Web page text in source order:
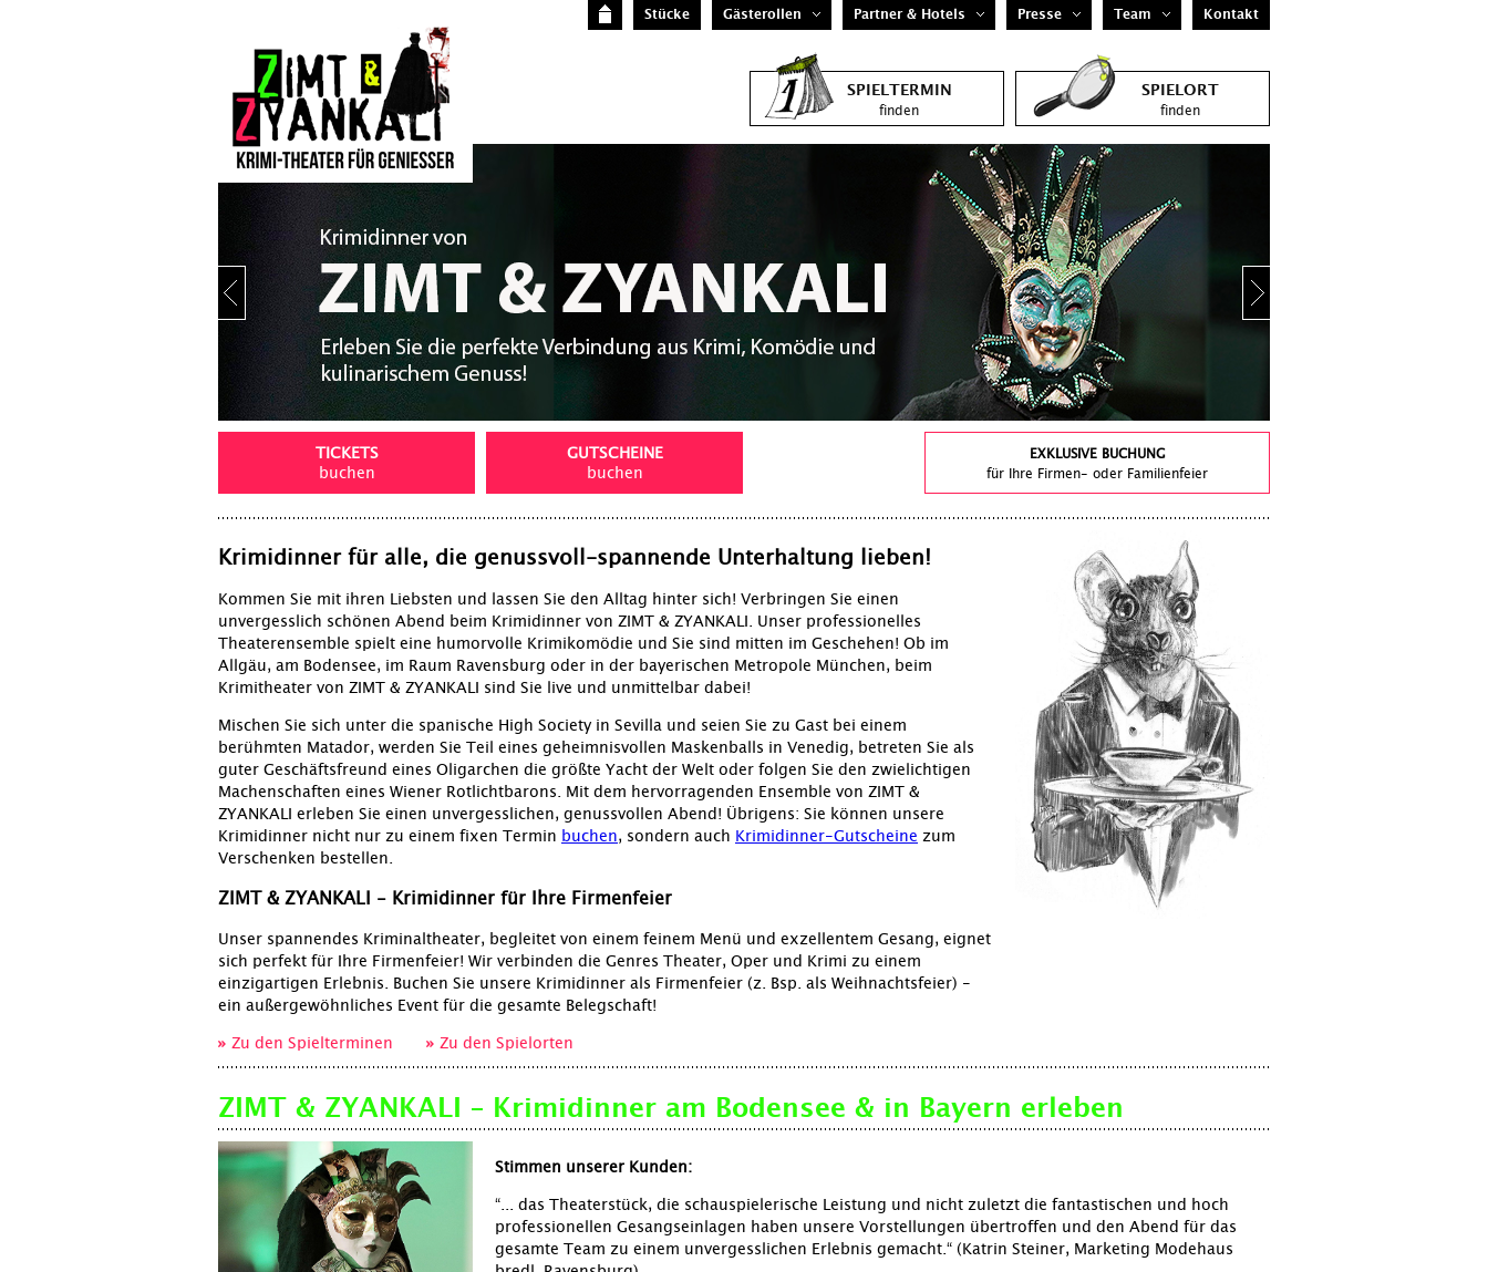
Kontakt
Team
Presse
Partner & Hotels
Gästerollen
Stücke
SPIELORT
finden
SPIELTERMIN
finden
TICKETS
buchen
GUTSCHEINE
buchen
EXKLUSIVE BUCHUNG
für Ihre Firmen- oder Familienfeier
Krimidinner für alle, die genussvoll-spannende Unterhaltung lieben!
Kommen Sie mit ihren Liebsten und lassen Sie den Alltag hinter sich! Verbringen Sie einen
unvergesslich schönen Abend beim Krimidinner von ZIMT & ZYANKALI. Unser professionelles
Theaterensemble spielt eine humorvolle Krimikomödie und Sie sind mitten im Geschehen! Ob im
Allgäu, am Bodensee, im Raum Ravensburg oder in der bayerischen Metropole München, beim
Krimitheater von ZIMT & ZYANKALI sind Sie live und unmittelbar dabei!
Mischen Sie sich unter die spanische High Society in Sevilla und seien Sie zu Gast bei einem
berühmten Matador, werden Sie Teil eines geheimnisvollen Maskenballs in Venedig, betreten Sie als
guter Geschäftsfreund eines Oligarchen die größte Yacht der Welt oder folgen Sie den zwielichtigen
Machenschaften eines Wiener Rotlichtbarons. Mit dem hervorragenden Ensemble von ZIMT &
ZYANKALI erleben Sie einen unvergesslichen, genussvollen Abend! Übrigens: Sie können unsere
Krimidinner nicht nur zu einem fixen Termin buchen, sondern auch Krimidinner-Gutscheine zum
Verschenken bestellen.
ZIMT & ZYANKALI - Krimidinner für Ihre Firmenfeier
Unser spannendes Kriminaltheater, begleitet von einem feinem Menü und exzellentem Gesang, eignet
sich perfekt für Ihre Firmenfeier! Wir verbinden die Genres Theater, Oper und Krimi zu einem
einzigartigen Erlebnis. Buchen Sie unsere Krimidinner als Firmenfeier (z. Bsp. als Weihnachtsfeier) -
ein außergewöhnliches Event für die gesamte Belegschaft!
Zu den Spielterminen Zu den Spielorten
ZIMT & ZYANKALI – Krimidinner am Bodensee & in Bayern erleben
Stimmen unserer Kunden:
“... das Theaterstück, die schauspielerische Leistung und nicht zuletzt die fantastischen und hoch
professionellen Gesangseinlagen haben unsere Vorstellungen übertroffen und den Abend für das
gesamte Team zu einem unvergesslichen Erlebnis gemacht.“ (Katrin Steiner, Marketing Modehaus